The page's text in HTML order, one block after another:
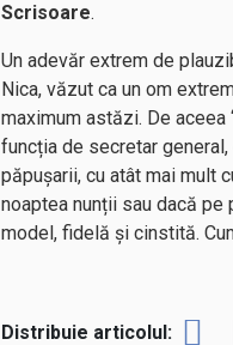
Scrisoare.
Un adevăr extrem de
Nica, văzut ca un om
maximum astăzi. De aceea
funcția de secretar
păpușarii, cu atât mai mult
noaptea nunții sau dacă
model, fidelă și cinstită.
Distribuie articolul: